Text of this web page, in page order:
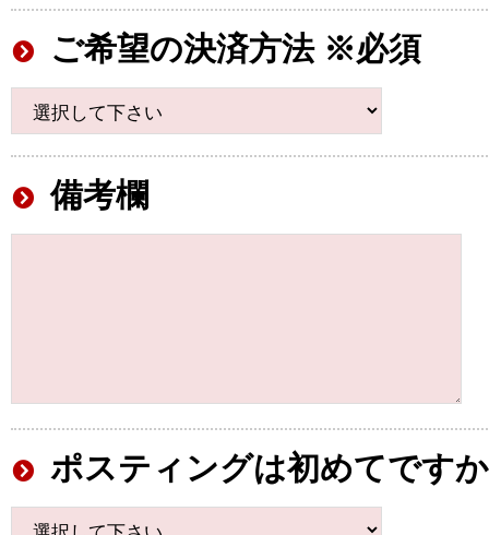
ご希望の決済方法 ※必須
備考欄
ポスティングは初めてです